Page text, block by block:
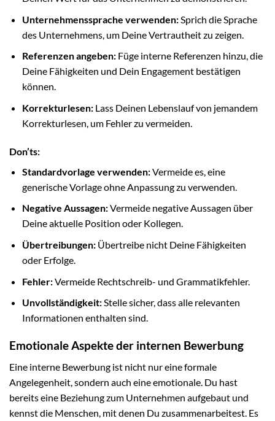
Unternehmenssprache verwenden:Sprich die Sprache
des Unternehmens, um Deine Vertrautheit zu zeigen.
Referenzen angeben:Füge interne Referenzen hinzu, die
Deine Fähigkeiten und Dein Engagement bestätigen
können.
Korrekturlesen:Lass Deinen Lebenslauf von jemandem
Korrekturlesen, um Fehler zu vermeiden.
Don’ts:
Standardvorlage verwenden:Vermeide es, eine
generische Vorlage ohne Anpassung zu verwenden.
Negative Aussagen:Vermeide negative Aussagen über
Deine aktuelle Position oder Kollegen.
Übertreibungen:Übertreibe nicht Deine Fähigkeiten
oder Erfolge.
Fehler:Vermeide Rechtschreib- und Grammatikfehler.
Unvollständigkeit:Stelle sicher, dass alle relevanten
Informationen enthalten sind.
Emotionale Aspekte der internen Bewerbung
Eine interne Bewerbung ist nicht nur eine formale
Angelegenheit, sondern auch eine emotionale. Du hast
bereits eine Beziehung zum Unternehmen aufgebaut und
kennst die Menschen, mit denen Du zusammenarbeitest. Es